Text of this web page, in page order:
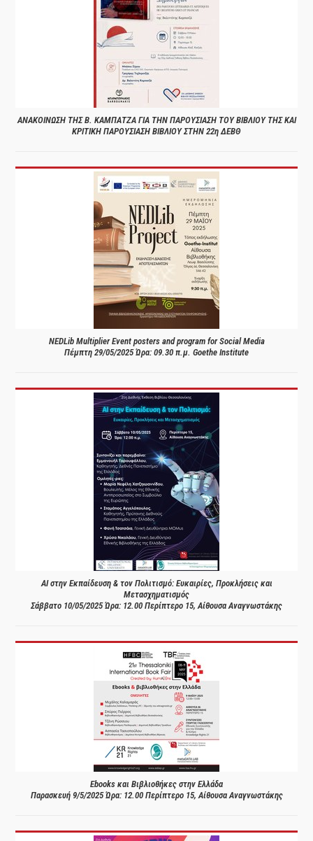
ΑΝΑΚΟΙΝΩΣΗ ΤΗΣ Β. ΚΑΜΠΑΤΖΑ ΓΙΑ ΤΗΝ ΠΑΡΟΥΣΙΑΣΗ ΤΟΥ ΒΙΒΛΙΟΥ ΤΗΣ ΚΑΙ
ΚΡΙΤΙΚΗ ΠΑΡΟΥΣΙΑΣΗ ΒΙΒΛΙΟΥ ΣΤΗΝ 22η ΔΕΒΘ
NEDLib Multiplier Event posters and program for Social Media
Πέμπτη 29/05/2025 Ώρα: 09.30 π.μ. Goethe Institute
AI στην Εκπαίδευση & τον Πολιτισμό: Ευκαιρίες, Προκλήσεις και
Μετασχηματισμός
Σάββατο 10/05/2025 Ώρα: 12.00 Περίπτερο 15, Αίθουσα Αναγνωστάκης
Ebooks και Βιβλιοθήκες στην Ελλάδα
Παρασκευή 9/5/2025 Ώρα: 12.00 Περίπτερο 15, Αίθουσα Αναγνωστάκης